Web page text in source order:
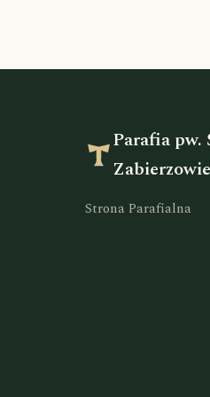
Parafia pw.
Zabierzowie
Strona Parafialna